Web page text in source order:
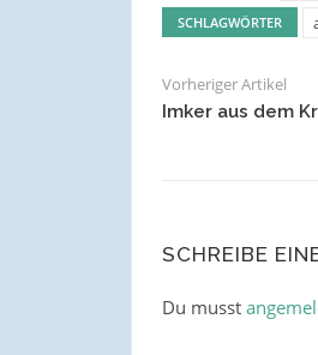
SCHLAGWÖRTER
Vorheriger Artikel
Imker aus dem
SCHREIBE
Du musst